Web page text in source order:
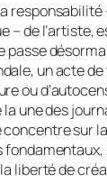
responsabilité
– de l’artiste,
passe
un acte
ou
la une des
sur
la liberté de